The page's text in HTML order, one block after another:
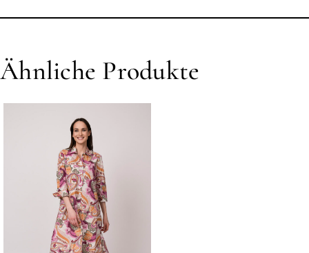
Ähnliche Produkte